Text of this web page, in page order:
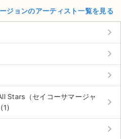
ジョンのアーティスト一覧を見る
keyboard_arrow_right
keyboard_arrow_right
keyboard_arrow_right
Stars（セイコーサマージャ
keyboard_arrow_right
keyboard_arrow_right